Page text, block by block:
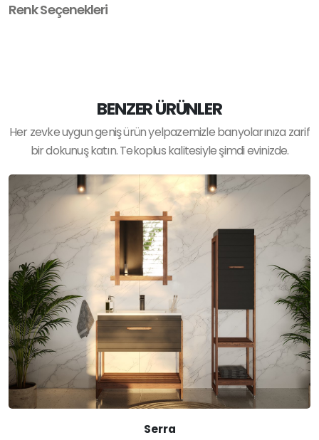
Renk Seçenekleri
BENZER ÜRÜNLER
Her zevke uygun geniş ürün yelpazemizle banyolarınıza zarif
bir dokunuş katın. Tekoplus kalitesiyle şimdi evinizde.
Serra